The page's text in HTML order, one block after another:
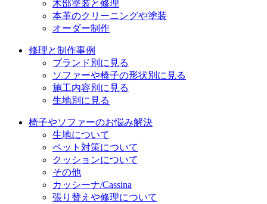
木部塗装と修理
本革のクリーニングや塗装
オーダー制作
修理と制作事例
ブランド別に見る
ソファーや椅子の形状別に見る
施工内容別に見る
生地別に見る
椅子やソファーのお悩み解決
生地について
ペット対策について
クッションについて
その他
カッシーナ/Cassina
張り替えや修理について